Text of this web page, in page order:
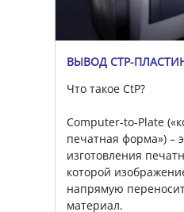
ВЫВОД CTP-
Что такое CtP?
Computer-to-Plate
печатная форма») –
изготовления
которой
напрямую
материал.